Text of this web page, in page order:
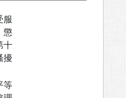
服
懲
十
擾
等